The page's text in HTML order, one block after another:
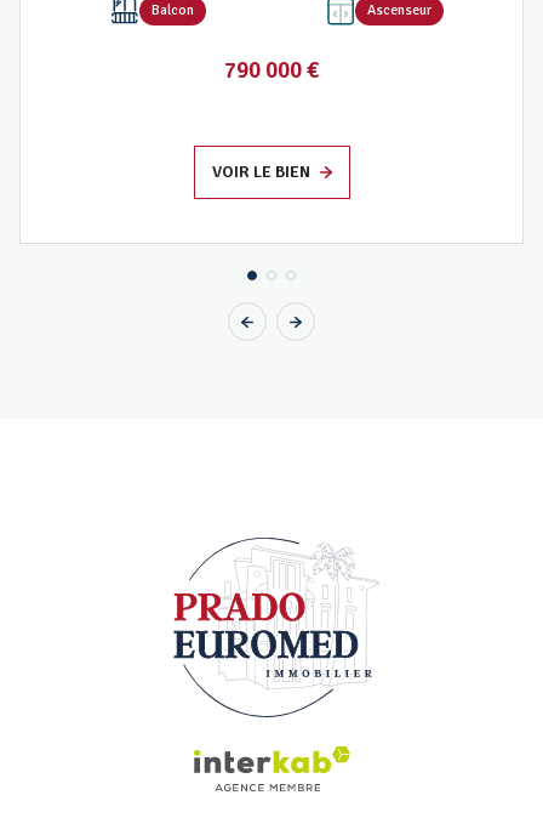
Balcon Ascenseur
790 000 €
VOIR LE BIEN